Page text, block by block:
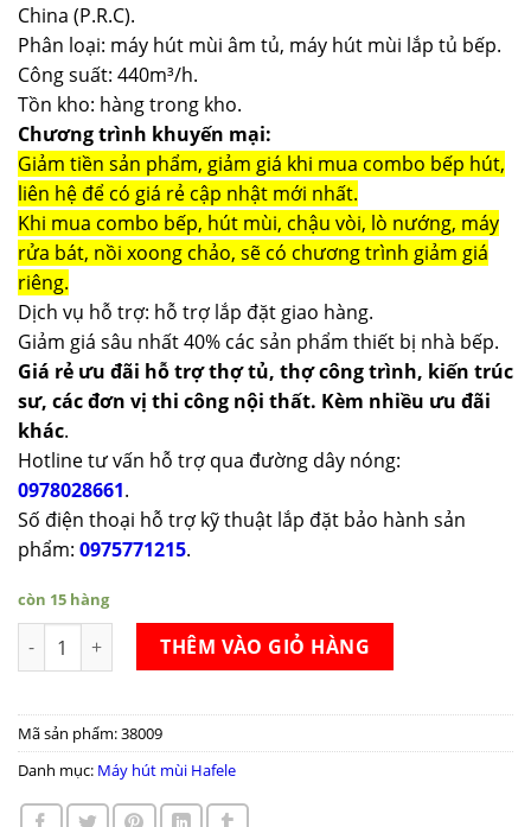
China (P.R.C).
Phân loại: máy hút mùi âm tủ, máy hút mùi lắp tủ bếp.
Công suất: 440m³/h.
Tồn kho: hàng trong kho.
Chương trình khuyến mại:
Giảm tiền sản phẩm, giảm giá khi mua combo bếp hút,
liên hệ để có giá rẻ cập nhật mới nhất.
Khi mua combo bếp, hút mùi, chậu vòi, lò nướng, máy
rửa bát, nồi xoong chảo, sẽ có chương trình giảm giá
riêng.
Dịch vụ hỗ trợ: hỗ trợ lắp đặt giao hàng.
Giảm giá sâu nhất 40% các sản phẩm thiết bị nhà bếp.
Giá rẻ ưu đãi hỗ trợ thợ tủ, thợ công trình, kiến trúc
sư, các đơn vị thi công nội thất. Kèm nhiều ưu đãi
khác.
Hotline tư vấn hỗ trợ qua đường dây nóng:
0978028661.
Số điện thoại hỗ trợ kỹ thuật lắp đặt bảo hành sản
phẩm: 0975771215.
còn 15 hàng
Máy hút mùi Hafele HH-TT70A số lượng
THÊM VÀO GIỎ HÀNG
Mã sản phẩm:38009
Danh mục: Máy hút mùi Hafele